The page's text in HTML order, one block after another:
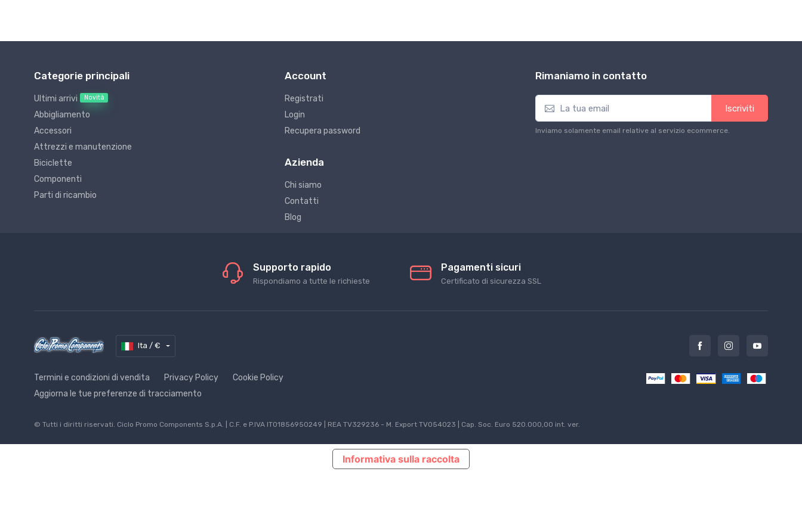
Categorie principali
Ultimi arrivi Novità
Abbigliamento
Accessori
Attrezzi e manutenzione
Biciclette
Componenti
Parti di ricambio
Account
Registrati
Login
Recupera password
Azienda
Chi siamo
Contatti
Blog
Rimaniamo in contatto
Iscriviti
Inviamo solamente email relative al servizio ecommerce.
Supporto rapido
Rispondiamo a tutte le richieste
Pagamenti sicuri
Certificato di sicurezza SSL
Ita / €
Termini e condizioni di vendita Privacy Policy
Cookie Policy
Aggiorna le tue preferenze di tracciamento
© Tutti i diritti riservati. Ciclo Promo Components S.p.A. | C.F. e P.IVA IT01856950249 | REA TV329236 - M. Export TV054023 | Cap. Soc. Euro 520.000,00 int. ver.
Informativa sulla raccolta